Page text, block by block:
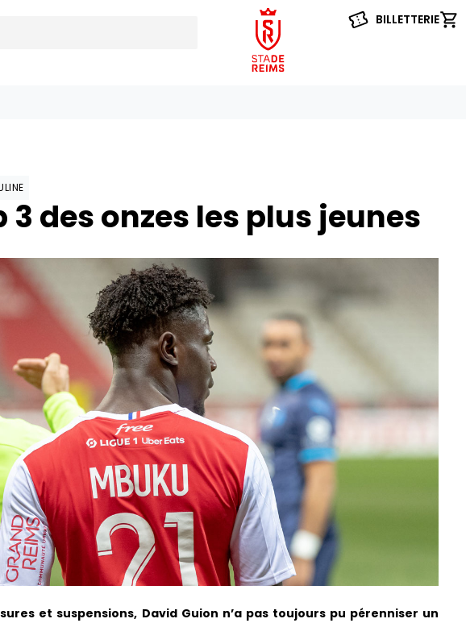
BILLETTERIE
3 des onzes les plus jeunes
et suspensions, David Guion n’a pas toujours pu pérenniser un